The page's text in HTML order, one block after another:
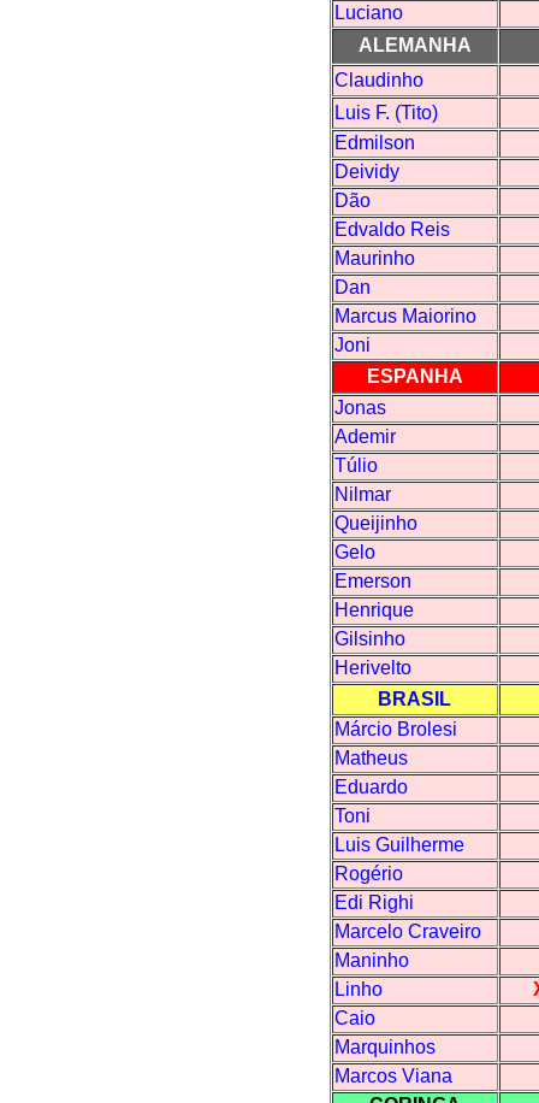
Luciano
ALEMANHA
Claudinho
Luis F. (Tito)
Edmilson
Deividy
Dão
Edvaldo Reis
Maurinho
Dan
Marcus Maiorino
Joni
ESPANHA
Jonas
Ademir
Túlio
Nilmar
Queijinho
Gelo
Emerson
Henrique
Gilsinho
Herivelto
BRASIL
Márcio Brolesi
Matheus
Eduardo
Toni
Luis Guilherme
Rogério
Edi Righi
Marcelo Craveiro
Maninho
Linho
Caio
Marquinhos
Marcos Viana